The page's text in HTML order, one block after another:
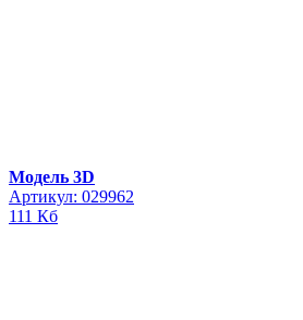
Модель 3D
Артикул: 029962
111 Кб